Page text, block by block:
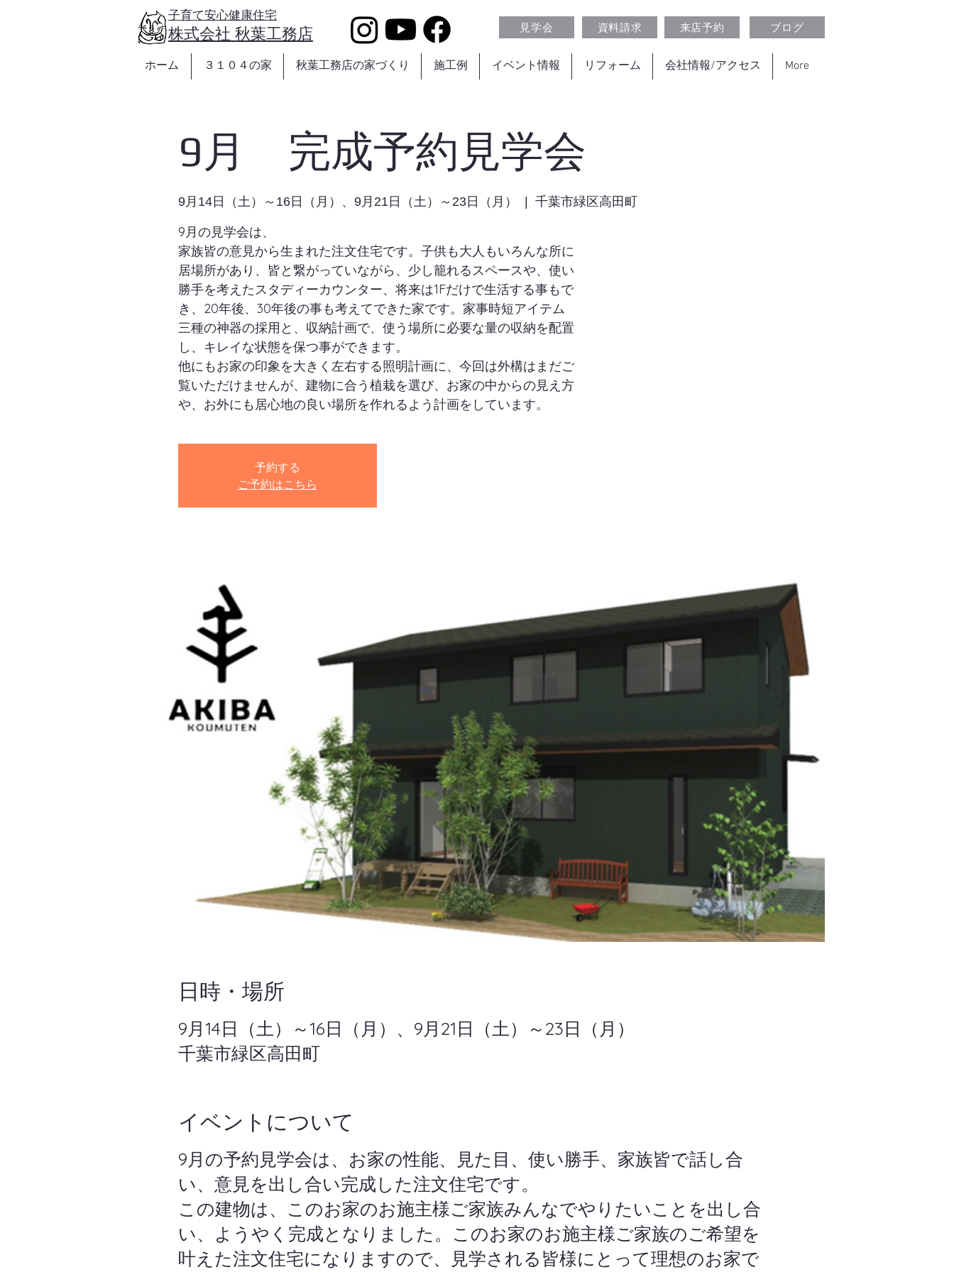
https://www.akibakoumuten.com/
​株式会社 秋葉工務店
子育て安心健康住宅
見学会
資料請求 来店予約 ブログ
ホーム ３１０４の家 秋葉工務店の家づくり 施工例 イベント情報 リフォーム 会社情報/アクセス More
9月 完成予約見学会
9月14日（土）～16日（月）、9月21日（土）～23日（月） 千葉市緑区高田町
9月の見学会は、
家族皆の意見から生まれた注文住宅です。子供も大人もいろんな所に
居場所があり、皆と繋がっていながら、少し籠れるスペースや、使い
勝手を考えたスタディーカウンター、将来は1Fだけで生活する事もで
き、20年後、30年後の事も考えてできた家です。家事時短アイテム
三種の神器の採用と、収納計画で、使う場所に必要な量の収納を配置
し、キレイな状態を保つ事ができます。
他にもお家の印象を大きく左右する照明計画に、今回は外構はまだご
覧いただけませんが、建物に合う植栽を選び、お家の中からの見え方
や、お外にも居心地の良い場所を作れるよう計画をしています。
予約する
ご予約はこちら
日時・場所
9月14日（土）～16日（月）、9月21日（土）～23日（月）
千葉市緑区高田町
イベントについて
9月の予約見学会は、お家の性能、見た目、使い勝手、家族皆で話し合
い、意見を出し合い完成した注文住宅です。
この建物は、このお家のお施主様ご家族みんなでやりたいことを出し合
い、ようやく完成となりました。このお家のお施主様ご家族のご希望を
叶えた注文住宅になりますので、見学される皆様にとって理想のお家で